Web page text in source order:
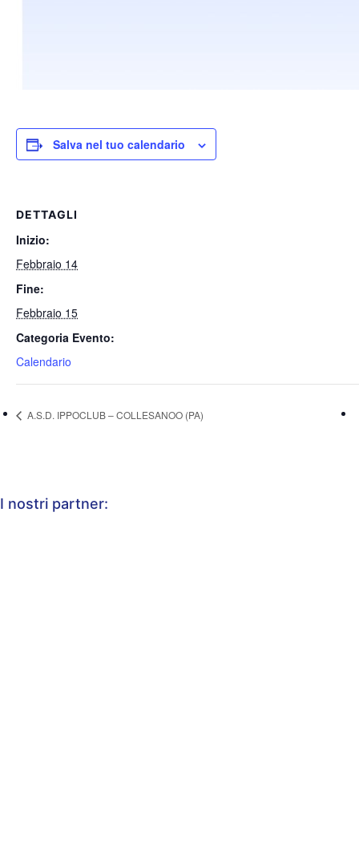
Salva nel tuo calendario
DETTAGLI
Inizio:
Febbraio 14
Fine:
Febbraio 15
Categoria Evento:
Calendario
A.S.D. IPPOCLUB – COLLESANOO (PA)
I nostri partner: